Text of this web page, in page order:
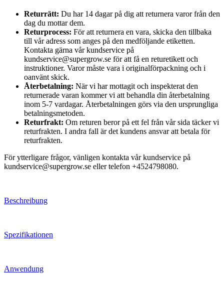
Returrätt: Du har 14 dagar på dig att returnera varor från den
dag du mottar dem.
Returprocess: För att returnera en vara, skicka den tillbaka
till vår adress som anges på den medföljande etiketten.
Kontakta gärna vår kundservice på
kundservice@supergrow.se för att få en returetikett och
instruktioner. Varor måste vara i originalförpackning och i
oanvänt skick.
Återbetalning: När vi har mottagit och inspekterat den
returnerade varan kommer vi att behandla din återbetalning
inom 5-7 vardagar. Återbetalningen görs via den ursprungliga
betalningsmetoden.
Returfrakt: Om returen beror på ett fel från vår sida täcker vi
returfrakten. I andra fall är det kundens ansvar att betala för
returfrakten.
För ytterligare frågor, vänligen kontakta vår kundservice på
kundservice@supergrow.se eller telefon +4524798080.
Beschreibung
Spezifikationen
Anwendung